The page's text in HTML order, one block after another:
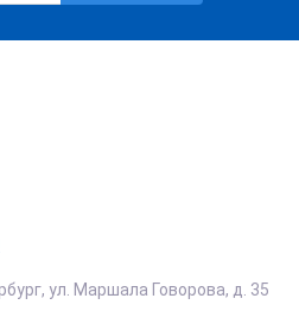
, ул. Маршала Говорова, д. 35